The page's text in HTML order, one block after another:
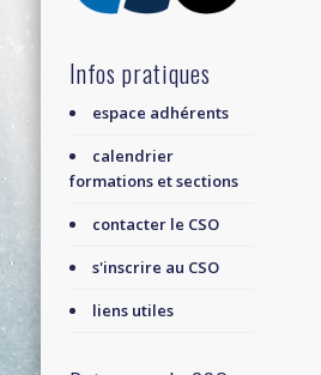
Infos pratiques
espace adhérents
calendrier
formations et sections
contacter le CSO
s'inscrire au CSO
liens utiles